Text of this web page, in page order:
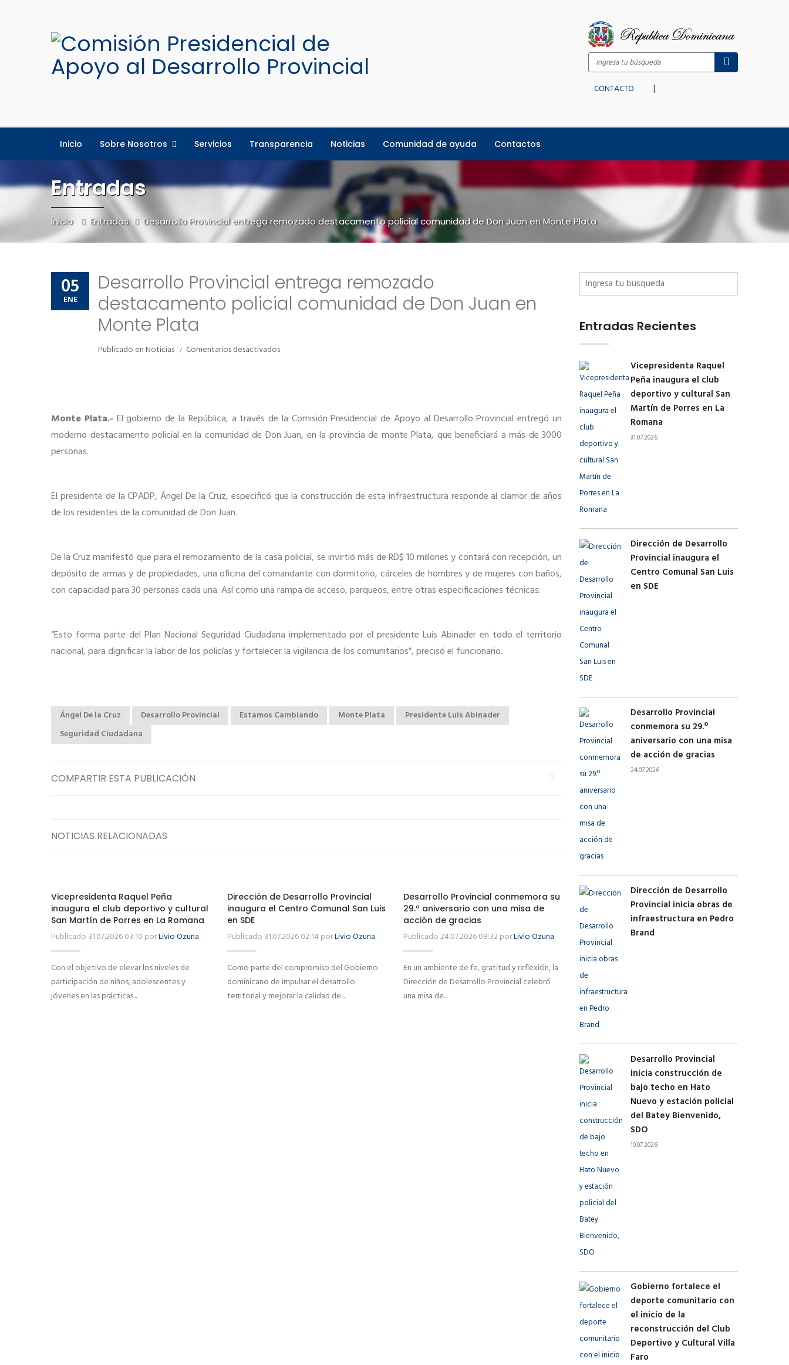
CONTACTO |
Inicio Sobre Nosotros Servicios Transparencia Noticias Comunidad de ayuda Contactos
Entradas
Inicio Entradas Desarrollo Provincial entrega remozado destacamento policial comunidad de Don Juan en Monte Plata
05
ENE
Desarrollo Provincial entrega remozado
destacamento policial comunidad de Don Juan en
Monte Plata
Publicado enNoticias Comentarios desactivadosen
policial
comunidad
Monte
Plata
Monte Plata.- El gobierno de la República, a través de la Comisión Presidencial de Apoyo al Desarrollo Provincial entregó un
moderno destacamento policial en la comunidad de Don Juan, en la provincia de monte Plata, que beneficiará a más de 3000
personas.
El presidente de la CPADP, Ángel De la Cruz, especificó que la construcción de esta infraestructura responde al clamor de años
de los residentes de la comunidad de Don Juan.
De la Cruz manifestó que para el remozamiento de la casa policial, se invirtió más de RD$ 10 millones y contará con recepción, un
depósito de armas y de propiedades, una oficina del comandante con dormitorio, cárceles de hombres y de mujeres con baños,
con capacidad para 30 personas cada una. Así como una rampa de acceso, parqueos, entre otras especificaciones técnicas.
“Esto forma parte del Plan Nacional Seguridad Ciudadana implementado por el presidente Luis Abinader en todo el territorio
nacional, para dignificar la labor de los policías y fortalecer la vigilancia de los comunitarios”, precisó el funcionario.
Ángel De la Cruz Desarrollo Provincial Estamos Cambiando Monte Plata
Presidente Luis Abinader
Seguridad Ciudadana
COMPARTIR ESTA PUBLICACIÓN
NOTICIAS RELACIONADAS
Vicepresidenta Raquel Peña
inaugura el club deportivo y cultural
San Martín de Porres en La Romana
Publicado 31.07.2026 03:10 porLivio Ozuna
Con el objetivo de elevar los niveles de
participación de niños, adolescentes y
jóvenes en las prácticas...
Dirección de Desarrollo Provincial
inaugura el Centro Comunal San Luis
en SDE
Publicado 31.07.2026 02:14 porLivio Ozuna
Como parte del compromiso del Gobierno
dominicano de impulsar el desarrollo
territorial y mejorar la calidad de...
Desarrollo Provincial conmemora su
29.º aniversario con una misa de
acción de gracias
Publicado 24.07.2026 08:32 porLivio Ozuna
En un ambiente de fe, gratitud y reflexión, la
Dirección de Desarrollo Provincial celebró
una misa de...
Entradas Recientes
Vicepresidenta Raquel
Peña inaugura el club
deportivo y cultural San
Martín de Porres en La
Romana
31.07.2026
Dirección de Desarrollo
Provincial inaugura el
Centro Comunal San Luis
en SDE
Desarrollo Provincial
conmemora su 29.º
aniversario con una misa
de acción de gracias
24.07.2026
Dirección de Desarrollo
Provincial inicia obras de
infraestructura en Pedro
Brand
Desarrollo Provincial
inicia construcción de
bajo techo en Hato
Nuevo y estación policial
del Batey Bienvenido,
SDO
10.07.2026
Gobierno fortalece el
deporte comunitario con
el inicio de la
reconstrucción del Club
Deportivo y Cultural Villa
Faro